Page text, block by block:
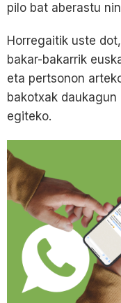
pilo bat aberastu
Horregaitik uste
bakar-bakarrik
eta pertsonon
bakotxak
egiteko.